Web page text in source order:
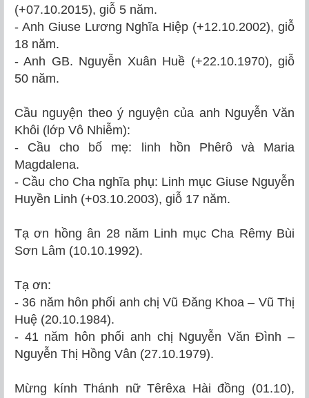
(+07.10.2015), giỗ 5 năm.
- Anh Giuse Lương Nghĩa Hiệp (+12.10.2002), giỗ
18 năm.
- Anh GB. Nguyễn Xuân Huề (+22.10.1970), giỗ
50 năm.
Cầu nguyện theo ý nguyện của anh Nguyễn Văn
Khôi (lớp Vô Nhiễm):
- Cầu cho bố mẹ: linh hồn Phêrô và Maria
Magdalena.
- Cầu cho Cha nghĩa phụ: Linh mục Giuse Nguyễn
Huyền Linh (+03.10.2003), giỗ 17 năm.
Tạ ơn hồng ân 28 năm Linh mục Cha Rêmy Bùi
Sơn Lâm (10.10.1992).
Tạ ơn:
- 36 năm hôn phối anh chị Vũ Đăng Khoa – Vũ Thị
Huệ (20.10.1984).
- 41 năm hôn phối anh chị Nguyễn Văn Đình –
Nguyễn Thị Hồng Vân (27.10.1979).
Mừng kính Thánh nữ Têrêxa Hài đồng (01.10),